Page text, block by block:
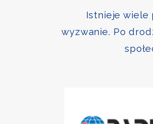
Istnieje wiele
wyzwanie. Po